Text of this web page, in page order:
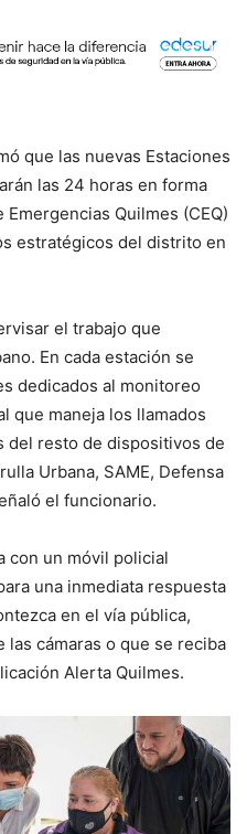
que las nuevas Estaciones
las 24 horas en forma
Quilmes (CEQ)
estratégicos del distrito en
el trabajo que
En cada estación se
dedicados al monitoreo
que maneja los llamados
del resto de dispositivos de
Urbana, SAME, Defensa
el funcionario.
con un móvil policial
una inmediata respuesta
en el vía pública,
cámaras o que se reciba
Alerta Quilmes.